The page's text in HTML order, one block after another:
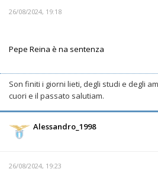
26/08/2024, 19:18
Pepe Reina è na sentenza
Son finiti i giorni lieti, degli studi e degli
cuori e il passato salutiam.
Alessandro_1998
26/08/2024, 19:23